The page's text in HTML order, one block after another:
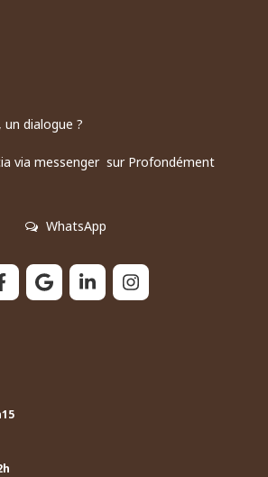
dialogue ?
via messenger sur Profondément
WhatsApp